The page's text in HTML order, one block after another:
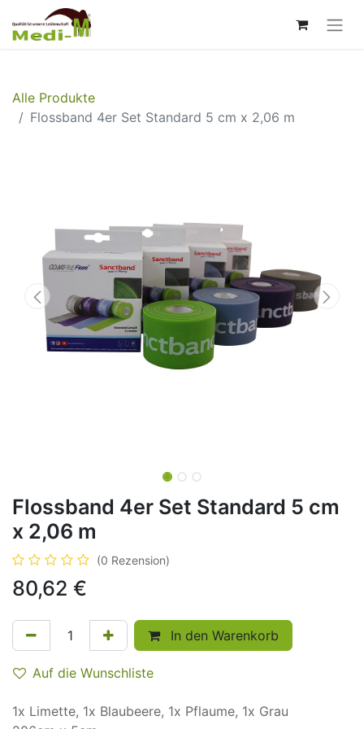
Alle Produkte
Flossband 4er Set Standard 5 cm x 2,06 m
Flossband 4er Set Standard 5 cm
x 2,06 m
(0 Rezension)
80,62 €
In den Warenkorb
Auf die Wunschliste
1x Limette, 1x Blaubeere, 1x Pflaume, 1x Grau